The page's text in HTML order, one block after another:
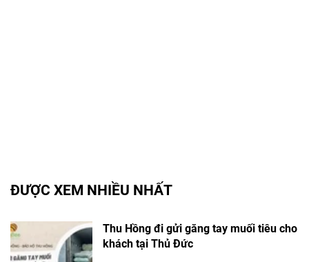
ĐƯỢC XEM NHIỀU NHẤT
Thu Hồng đi gửi găng tay muối tiêu cho
khách tại Thủ Đức